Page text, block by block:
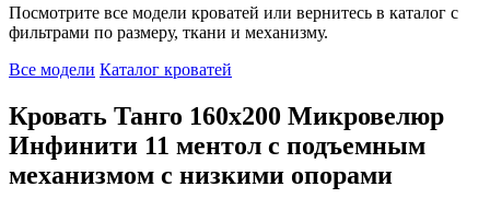
Посмотрите все модели кроватей или вернитесь в каталог с
фильтрами по размеру, ткани и механизму.
Все модели Каталог кроватей
Кровать Танго 160х200 Микровелюр
Инфинити 11 ментол с подъемным
механизмом с низкими опорами